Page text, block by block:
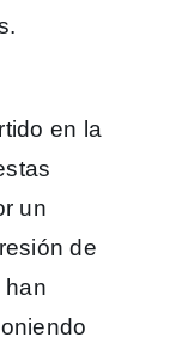
en la
un
de
han